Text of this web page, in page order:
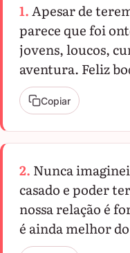
1.Apesar de
parece que foi
jovens, loucos,
aventura. Feliz
Copiar
2. Nunca
casado e poder
nossa relação é
é ainda melhor